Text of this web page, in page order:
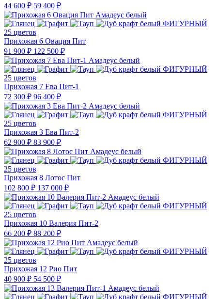
44 600 ₽ 59 400 ₽
25 цветов
Прихожая 6 Овация Пит
91 900 ₽ 122 500 ₽
25 цветов
Прихожая 7 Ева Пит-1
72 300 ₽ 96 400 ₽
25 цветов
Прихожая 3 Ева Пит-2
62 900 ₽ 83 900 ₽
25 цветов
Прихожая 8 Лотос Пит
102 800 ₽ 137 000 ₽
25 цветов
Прихожая 10 Валерия Пит-2
66 200 ₽ 88 200 ₽
25 цветов
Прихожая 12 Рио Пит
40 900 ₽ 54 500 ₽